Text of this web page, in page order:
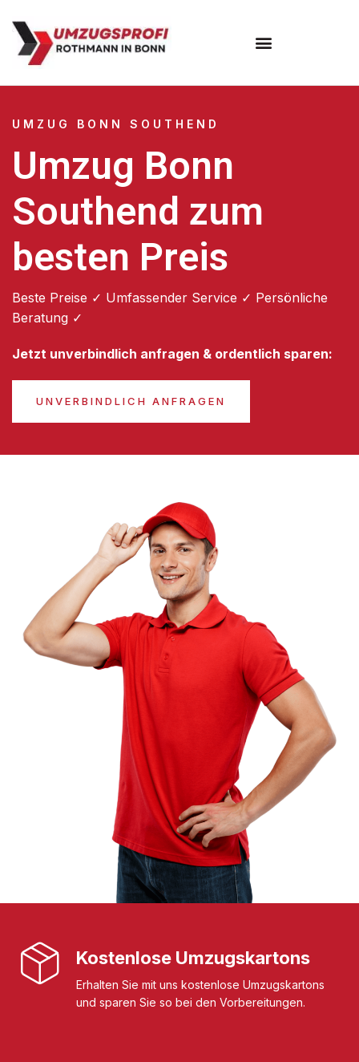
UMZUG BONN SOUTHEND
Umzug Bonn
Southend zum
besten Preis
Beste Preise ✓ Umfassender Service ✓ Persönliche
Beratung ✓
Jetzt unverbindlich anfragen & ordentlich sparen:
UNVERBINDLICH ANFRAGEN
Kostenlose Umzugskartons
Erhalten Sie mit uns kostenlose Umzugskartons
und sparen Sie so bei den Vorbereitungen.